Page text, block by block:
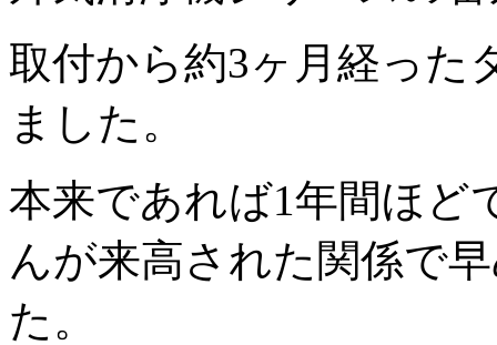
取付から約3ヶ月経った
ました。
本来であれば1年間ほど
んが来高された関係で
た。